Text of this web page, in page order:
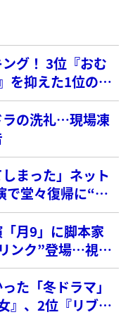
グ！ 3位『おむ
を抑えた1位の作
ラの洗礼…現場凍
まった」ネット
堂々復帰に“や
月9」に脚本家
ンク”登場…視聴
声も
た「冬ドラマ」
』、2位『リブー